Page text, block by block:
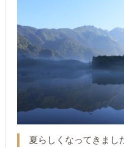
夏らしくなってきまし